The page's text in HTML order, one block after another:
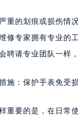
重的划痕或损伤情
修专家拥有专业的
聘请专业团队一样
施：保护手表免受
重要的是，在日常